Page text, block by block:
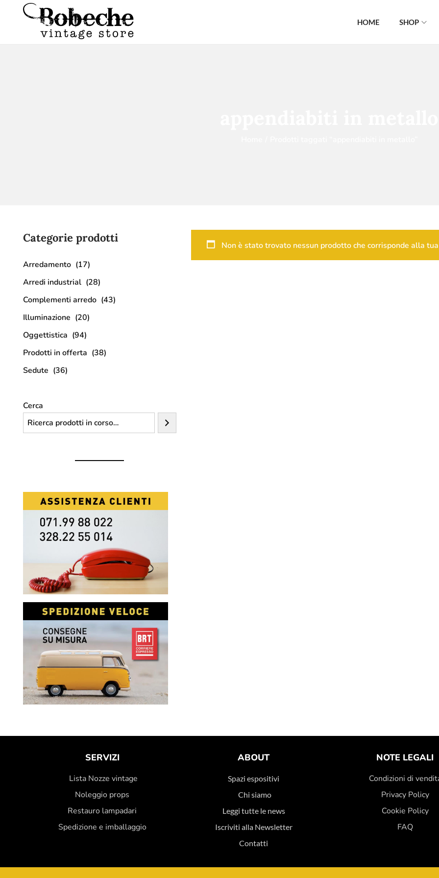
HOME SHOP
Non è stato trovato nessun prodotto che corrisponde alla
Categorie prodotti
Arredamento (17)
Arredi industrial (28)
Complementi arredo (43)
Illuminazione (20)
Oggettistica (94)
Prodotti in offerta (38)
Sedute (36)
Cerca
SERVIZI
Lista Nozze vintage
Noleggio props
Restauro lampadari
Spedizione e imballaggio
ABOUT
Spazi espositivi
Chi siamo
Leggi tutte le news
Iscriviti alla Newsletter
Contatti
NOTE LEGALI
Condizioni di
Privacy Policy
Cookie Policy
FAQ